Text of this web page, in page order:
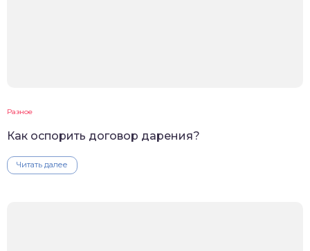
Разное
Как оспорить договор дарения?
Читать далее